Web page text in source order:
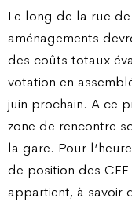
Le long de la rue
aménagements
des coûts totaux
votation en
juin prochain. A ce
zone de rencontre
la gare. Pour
de position des
appartient, à savoir